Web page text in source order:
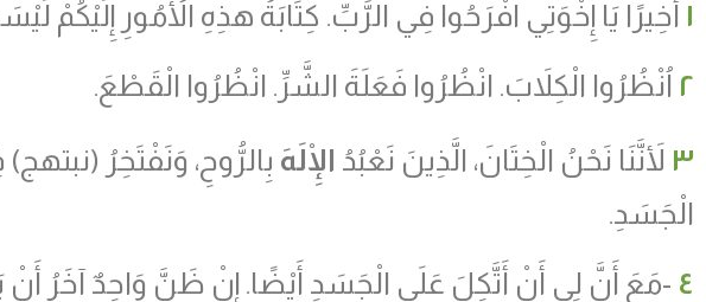
١ أَخِيرًا يَا إِخْوَتِي افْرَحُوا فِي الرَّبِّ. كِتَابَةُ هذِهِ الأُمُورِ إِلَيْكُمْ
٢ اُنْظُرُوا الْكِلاَبَ. انْظُرُوا فَعَلَةَ الشَّرِّ. انْظُرُوا الْقَطْعَ.
٣ لأَنَّنَا نَحْنُ الْخِتَانَ، الَّذِينَ نَعْبُدُ الْإِلَهَ بِالرُّوحِ، وَنَفْتَخِرُ
الْجَسَدِ.
٤ -مَعَ أَنَّ لِي أَنْ أَتَّكِلَ عَلَى الْجَسَدِ أَيْضًا. إِنْ ظَنَّ وَاحِدٌ آخَرُ أَنْ